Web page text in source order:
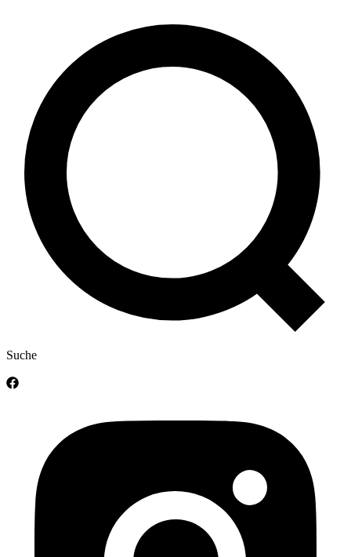
Suche